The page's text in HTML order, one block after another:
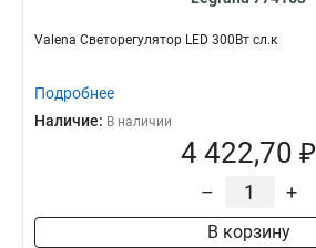
Valena Светорегулятор LED 300Вт сл.к
Подробнее
Наличие: В наличии
4 422,70 ₽
– +
В корзину